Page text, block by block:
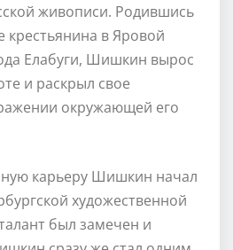
живописи. Родившись
крестьянина в Яровой
Елабуги, Шишкин вырос
и раскрыл свое
окружающей его
карьеру Шишкин начал
художественной
был замечен и